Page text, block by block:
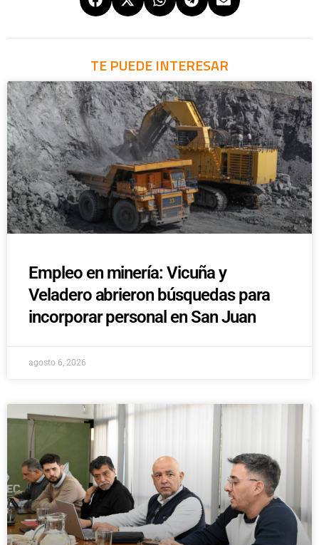
TE PUEDE INTERESAR
Empleo en minería: Vicuña y
Veladero abrieron búsquedas para
incorporar personal en San Juan
agosto 6, 2026